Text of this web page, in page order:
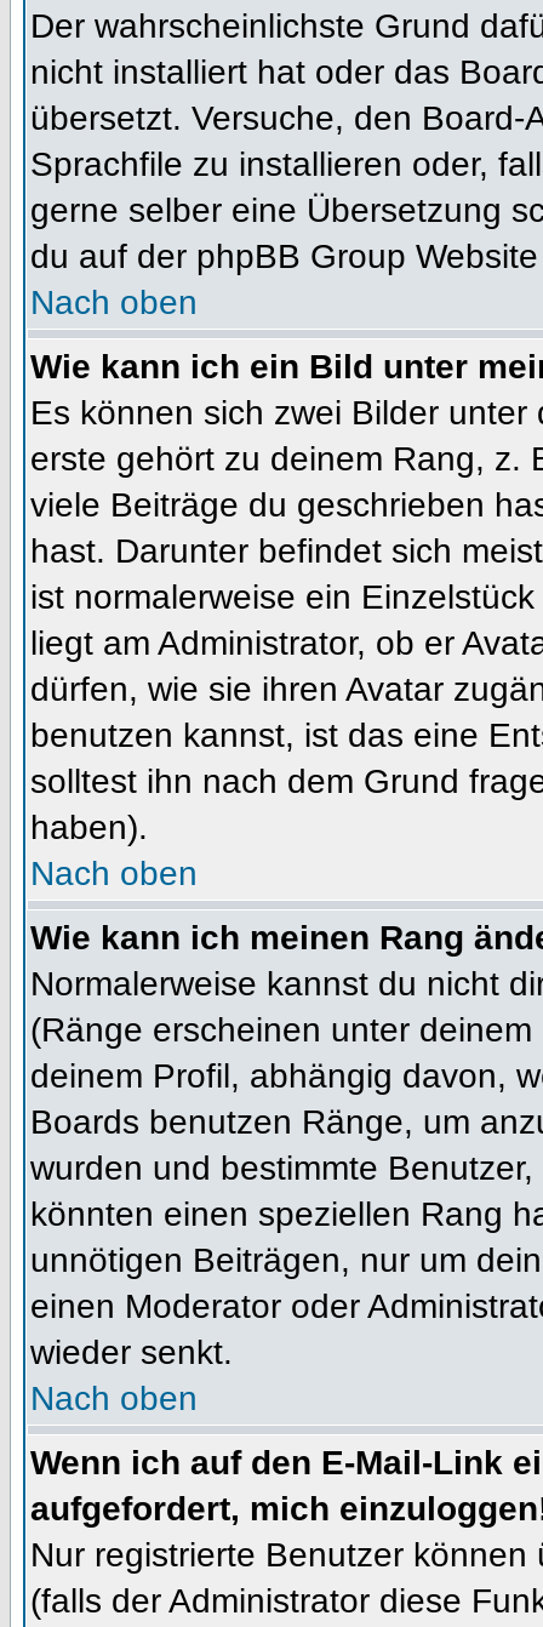
Der wahrscheinlichste Grund
nicht installiert hat oder das
übersetzt. Versuche, den
Sprachfile zu installieren oder,
gerne selber eine Übersetzung
du auf der phpBB Group
Nach oben
Wie kann ich ein Bild unter
Es können sich zwei Bilder
erste gehört zu deinem Rang, z.
viele Beiträge du geschrieben
hast. Darunter befindet sich
ist normalerweise ein
liegt am Administrator, ob er
dürfen, wie sie ihren Avatar
benutzen kannst, ist das eine
solltest ihn nach dem Grund
haben).
Nach oben
Wie kann ich meinen Rang
Normalerweise kannst du nicht
(Ränge erscheinen unter
deinem Profil, abhängig davon,
Boards benutzen Ränge, um
wurden und bestimmte
könnten einen speziellen Rang
unnötigen Beiträgen, nur um
einen Moderator oder
wieder senkt.
Nach oben
Wenn ich auf den E-Mail-Link
aufgefordert, mich
Nur registrierte Benutzer
(falls der Administrator diese